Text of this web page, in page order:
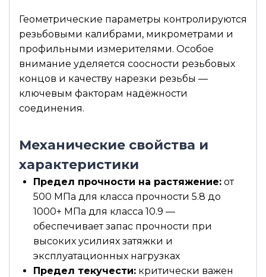
Геометрические параметры контролируются
резьбовыми калибрами, микрометрами и
профильными измерителями. Особое
внимание уделяется соосности резьбовых
концов и качеству нарезки резьбы —
ключевым факторам надёжности
соединения.
Механические свойства и
характеристики
Предел прочности на растяжение: от
500 МПа для класса прочности 5.8 до
1000+ МПа для класса 10.9 —
обеспечивает запас прочности при
высоких усилиях затяжки и
эксплуатационных нагрузках
Предел текучести: критически важен